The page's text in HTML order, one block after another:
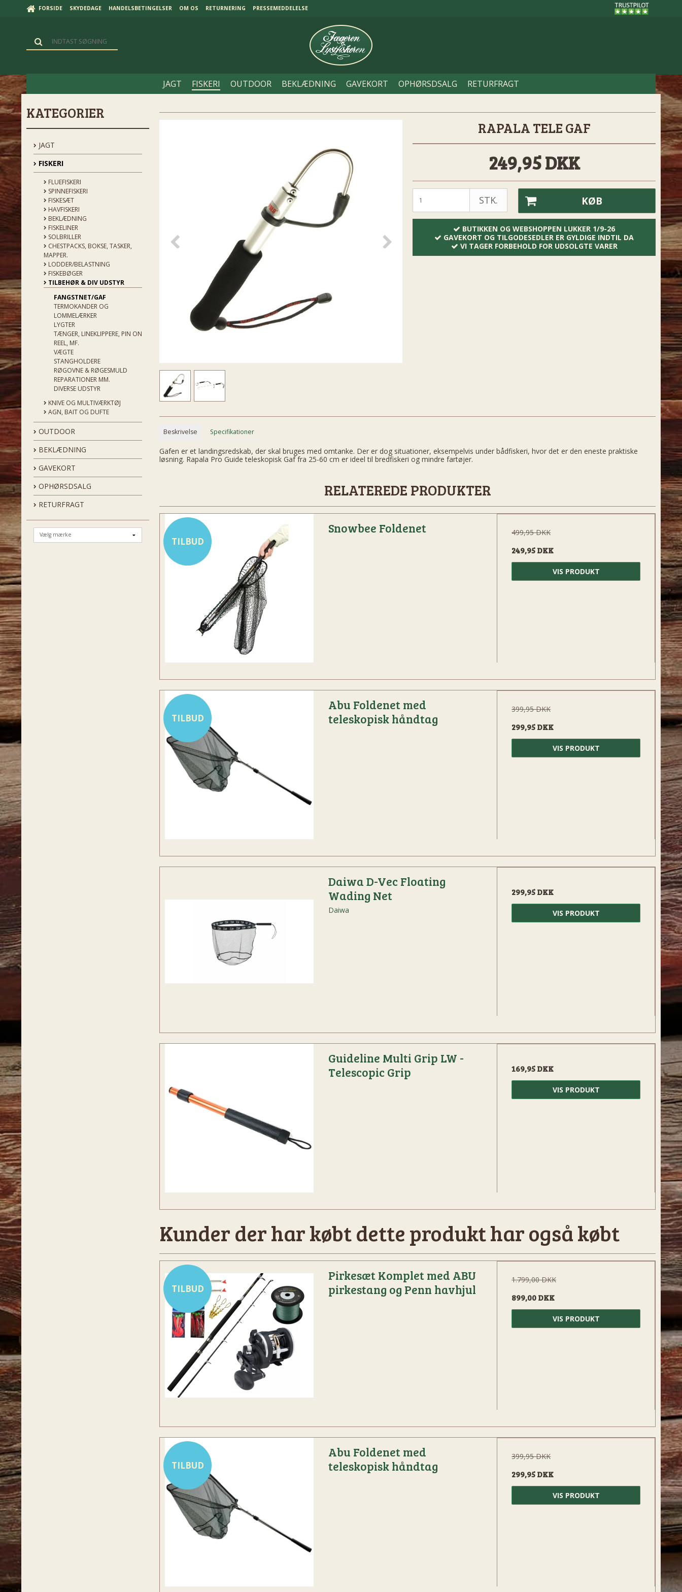
FORSIDE SKYDEDAGE HANDELSBETINGELSER OM OS RETURNERING PRESSEMEDDELELSE
JAGT FISKERI OUTDOOR BEKLÆDNING GAVEKORT OPHØRSDSALG RETURFRAGT
KATEGORIER
JAGT
FISKERI
FLUEFISKERI
SPINNEFISKERI
FISKESÆT
HAVFISKERI
BEKLÆDNING
FISKELINER
SOLBRILLER
CHESTPACKS, BOKSE, TASKER,
MAPPER.
LODDER/BELASTNING
FISKEBØGER
TILBEHØR & DIV UDSTYR
FANGSTNET/GAF
TERMOKANDER OG
LOMMELÆRKER
LYGTER
TÆNGER, LINEKLIPPERE, PIN ON
REEL, MF.
VÆGTE
STANGHOLDERE
RØGOVNE & RØGESMULD
REPARATIONER MM.
DIVERSE UDSTYR
KNIVE OG MULTIVÆRKTØJ
AGN, BAIT OG DUFTE
OUTDOOR
BEKLÆDNING
GAVEKORT
OPHØRSDSALG
RETURFRAGT
RAPALA TELE GAF
249,95 DKK
STK. KØB
BUTIKKEN OG WEBSHOPPEN LUKKER 1/9-26
GAVEKORT OG TILGODESEDLER ER GYLDIGE INDTIL DA
VI TAGER FORBEHOLD FOR UDSOLGTE VARER
Beskrivelse Specifikationer
Gafen er et landingsredskab, der skal bruges med omtanke. Der er dog situationer, eksempelvis under bådfiskeri, hvor det er den eneste praktiske
løsning. Rapala Pro Guide teleskopisk Gaf fra 25-60 cm er ideel til bredfiskeri og mindre fartøjer.
RELATEREDE PRODUKTER
TILBUD
Snowbee Foldenet 499,95 DKK
249,95 DKK
VIS PRODUKT
TILBUD
Abu Foldenet med
teleskopisk håndtag
399,95 DKK
299,95 DKK
VIS PRODUKT
Daiwa D-Vec Floating
Wading Net
Daiwa
299,95 DKK
VIS PRODUKT
Guideline Multi Grip LW -
Telescopic Grip
169,95 DKK
VIS PRODUKT
Kunder der har købt dette produkt har også købt
TILBUD
Pirkesæt Komplet med ABU
pirkestang og Penn havhjul
1.799,00 DKK
899,00 DKK
VIS PRODUKT
TILBUD
Abu Foldenet med
teleskopisk håndtag
399,95 DKK
299,95 DKK
VIS PRODUKT